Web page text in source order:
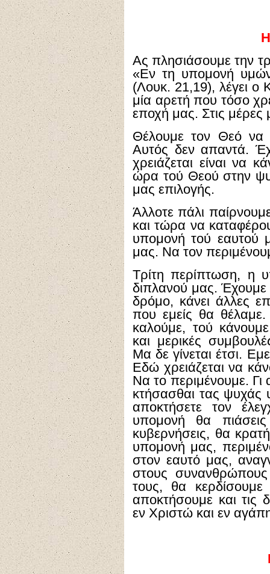
Ας πλησιάσουμε την
«Εν τη υπομονή
(Λουκ. 21,19), λέγει ο
μία αρετή που τόσο
εποχή μας. Στις
Θέλουμε τον Θεό να
Αυτός δεν απαντά.
χρειάζεται είναι να
ώρα τού Θεού στην
μας επιλογής.
Άλλοτε πάλι
και τώρα να
υπομονή τού εαυτού
μας. Να τον
Τρίτη περίπτωση, η
διπλανού μας. Έχουμε
δρόμο, κάνει άλλες
που εμείς θα
καλούμε, τού
και μερικές
Μα δε γίνεται έτσι.
Εδώ χρειάζεται να
Να το περιμένουμε.
κτήσασθαι τας
αποκτήσετε τον
υπομονή θα
κυβερνήσεις, θα
υπομονή μας,
στον εαυτό μας,
στους
τους, θα
αποκτήσουμε και τις
εν Χριστώ και εν